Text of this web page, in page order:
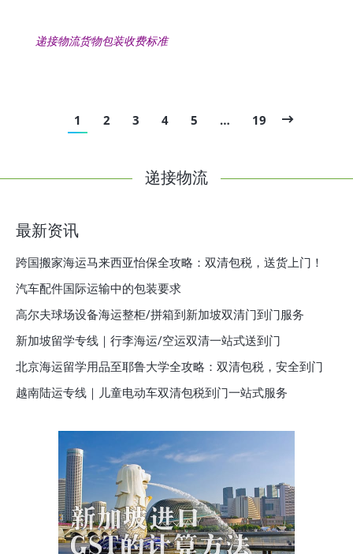
递接物流货物包装收费标准
1 2 3 4 5 … 19
递接物流
最新资讯
跨国搬家海运马来西亚怡保全攻略：双清包税，送货上门！
汽车配件国际运输中的包装要求
高尔夫球场设备海运整柜/拼箱到新加坡双清门到门服务
新加坡留学专线｜行李海运/空运双清一站式送到门
北京海运留学用品至耶鲁大学全攻略：双清包税，安全到门
越南陆运专线｜儿童电动车双清包税到门一站式服务